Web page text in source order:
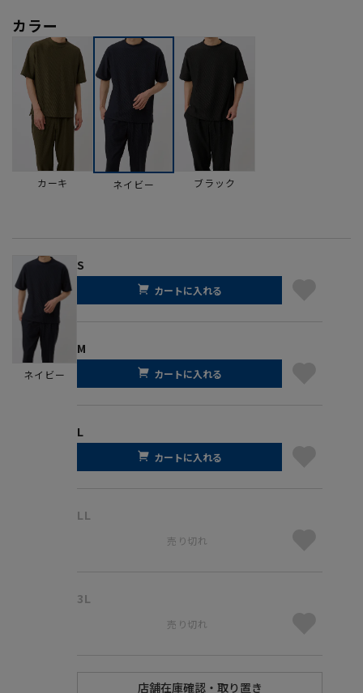
カラー
カーキ ネイビー ブラック
ネイビー
S
カートに入れる
M
カートに入れる
L
カートに入れる
LL
売り切れ
3L
売り切れ